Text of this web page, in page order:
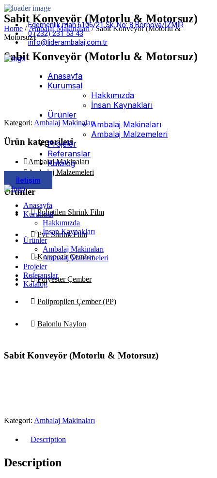
Egemenlik mah.6106/21 Sk. No: 8 Bornova/İZMİR
0 (232) 231 53 43
info@liderambalaj.com.tr
Anasayfa
Kurumsal
Hakkımızda
İnsan Kaynakları
Ürünler
Ambalaj Makinaları
Ambalaj Malzemeleri
Projeler
Referanslar
Katalog
İletişim
Anasayfa
Kurumsal
Hakkımızda
İnsan Kaynakları
Ürünler
Ambalaj Makinaları
Ambalaj Malzemeleri
Projeler
Referanslar
Katalog
Sabit Konveyör (Motorlu & Motorsuz)
Home /Ambalaj Makinaları/ Sabit Konveyör (Motorlu &
Motorsuz)
Sabit Konveyör (Motorlu & Motorsuz)
Kategori: Ambalaj Makinaları
Ürün kategorileri
Ambalaj Makinaları
Ambalaj Malzemeleri
Ürünler
Polietilen Shrink Film
Pvc Shrink Film
Kompozit Çember
Polyester Çember
Polipropilen Çember (PP)
Balonlu Naylon
Sabit Konveyör (Motorlu & Motorsuz)
Kategori: Ambalaj Makinaları
Description
Description